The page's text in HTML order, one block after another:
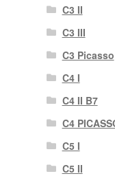
C3 II
C3 III
C3 Picasso
C4 I
C4 II B7
C4
C5 I
C5 II